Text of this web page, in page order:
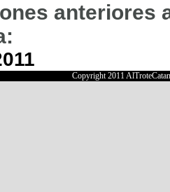
anteriores
Copyright 2011